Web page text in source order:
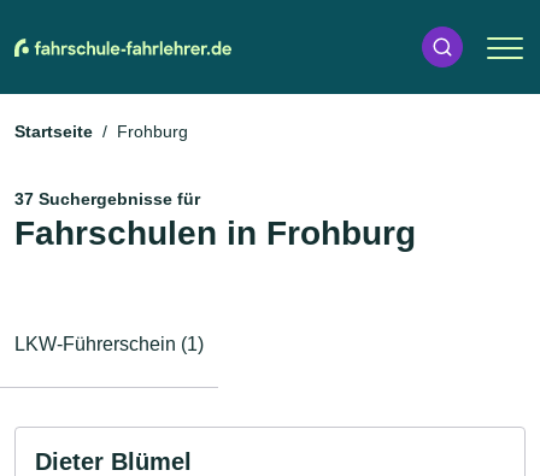
Startseite Frohburg
37 Suchergebnisse für
Fahrschulen in Frohburg
LKW-Führerschein (1)
Dieter Blümel